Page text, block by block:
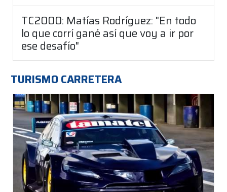
TC2000: Matías Rodríguez: "En todo
lo que corrí gané así que voy a ir por
ese desafío"
TURISMO CARRETERA